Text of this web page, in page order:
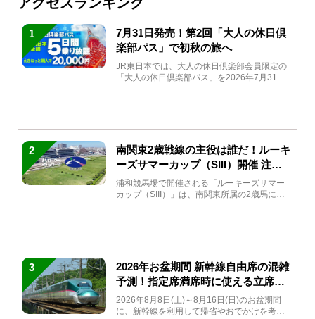
1
7月31日発売！第2回「大人の休日倶
楽部パス」で初秋の旅へ
JR東日本では、大人の休日倶楽部会員限定の
「大人の休日倶楽部パス」を2026年7月31日
2
南関東2歳戦線の主役は誰だ！ルーキ
ーズサマーカップ（SIII）開催 注目
馬と見どころをチェック
浦和競馬場で開催される「ルーキーズサマー
カップ（SIII）」は、南関東所属の2歳馬によ
3
2026年お盆期間 新幹線自由席の混雑
予測！指定席満席時に使える立席特
急券も解説
2026年8月8日(土)～8月16日(日)のお盆期間
に、新幹線を利用して帰省やおでかけを考え